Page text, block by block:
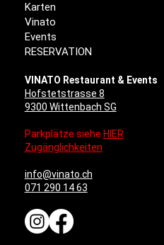
VINATO Restaurant & Events
Hofstetstrasse 8
9300 Wittenbach SG
Parkplätze siehe HIER
Zugänglichkeiten
info@vinato.ch
071 290 14 63
Karten
Vinato
Events
RESERVATION